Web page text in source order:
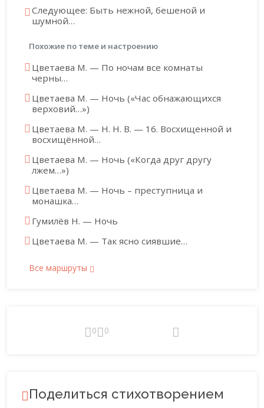
Следующее: Быть нежной, бешеной и
шумной…
Похожие по теме и настроению
Цветаева М. — По ночам все комнаты
черны…
Цветаева М. — Ночь («Час обнажающихся
верховий…»)
Цветаева М. — Н. Н. В. — 16. Восхищенной и
восхищённой…
Цветаева М. — Ночь («Когда друг другу
лжем…»)
Цветаева М. — Ночь – преступница и
монашка…
Гумилёв Н. — Ночь
Цветаева М. — Так ясно сиявшие…
Все маршруты
0 0
Поделиться стихотворением